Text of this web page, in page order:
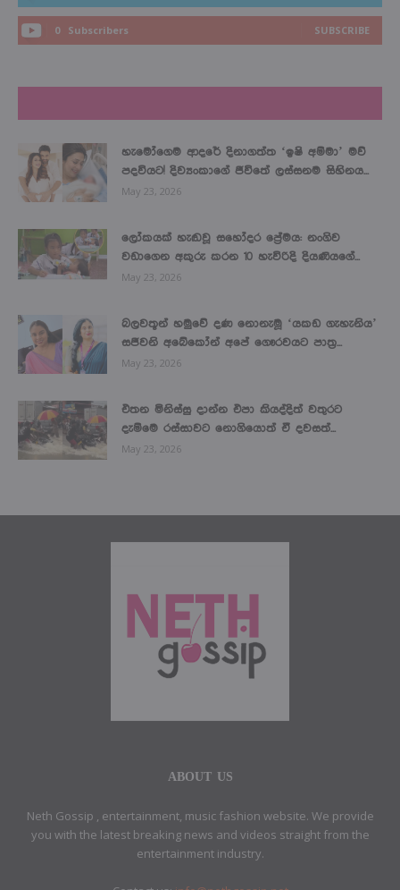
0 Subscribers SUBSCRIBE
හැමෝගෙම ආදරේ දිනාගත්ත ‘ඉෂි අම්මා’ මව්
පදවියට! දිව්‍යංකාගේ ජීවිතේ ලස්සනම සිහිනය...
May 23, 2026
ලෝකයක් හැඬවූ සහෝදර ප්‍රේමය: නංගිව
වඩාගෙන අකුරු කරන 10 හැවිරිදි දියණියගේ...
May 23, 2026
බලවතූන් හමුවේ දණ නොනැමූ ‘යකඩ ගැහැනිය’
සජීවනි අබේකෝන් අපේ ගෞරවයට පාත්‍ර...
May 23, 2026
එතන මිනිස්සු දාන්න එපා කියද්දිත් වතුරට
දැම්මෙ රස්සාවට නොගියොත් ඒ දවසත්...
May 23, 2026
ABOUT US
Neth Gossip , entertainment, music fashion website. We provide
you with the latest breaking news and videos straight from the
entertainment industry.